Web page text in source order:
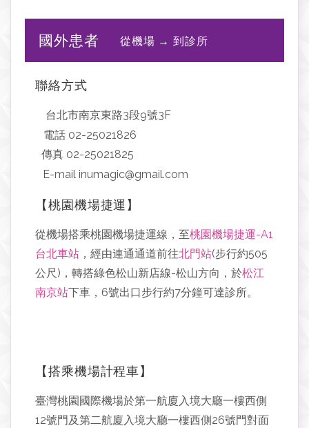
國外患者 從機場 → 到診所
聯絡方式
台北市南京東路3段9號3F
電話 02-25021826
傳真 02-25021825
E-mail inumagic@gmail.com
【桃園機場捷運】
從機場搭乘桃園機場捷運線，至桃園機場捷運-A1
台北車站 ，經由連通通道前往北門站(步行約505
公尺)，轉搭綠色松山新店線-松山方向，於松江
南京站下車，6號出口步行約7分鐘可達診所。
【搭乘機場計程車】
臺灣桃園國際機場於第一航廈入境大廳一樓西側
12號門及第二航廈入境大廳一樓西側26號門對面